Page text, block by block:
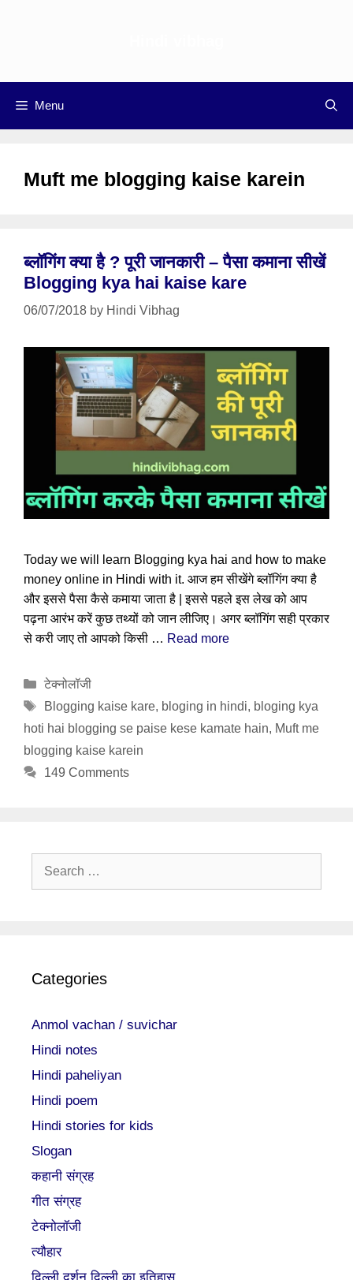
Menu
Muft me blogging kaise karein
ब्लॉगिंग क्या है ? पूरी जानकारी – पैसा कमाना सीखें
Blogging kya hai kaise kare
06/07/2018 by Hindi Vibhag
Today we will learn Blogging kya hai and how to make
money online in Hindi with it. आज हम सीखेंगे ब्लॉगिंग क्या है
और इससे पैसा कैसे कमाया जाता है | इससे पहले इस लेख को आप
पढ़ना आरंभ करें कुछ तथ्यों को जान लीजिए। अगर ब्लॉगिंग सही प्रकार
से करी जाए तो आपको किसी … Read more
Categories
टेक्नोलॉजी
Tags
Blogging kaise kare, bloging in hindi, bloging kya
hoti hai blogging se paise kese kamate hain, Muft me
blogging kaise karein
149 Comments
Search
Categories
Anmol vachan / suvichar
Hindi notes
Hindi paheliyan
Hindi poem
Hindi stories for kids
Slogan
कहानी संग्रह
गीत संग्रह
टेक्नोलॉजी
त्यौहार